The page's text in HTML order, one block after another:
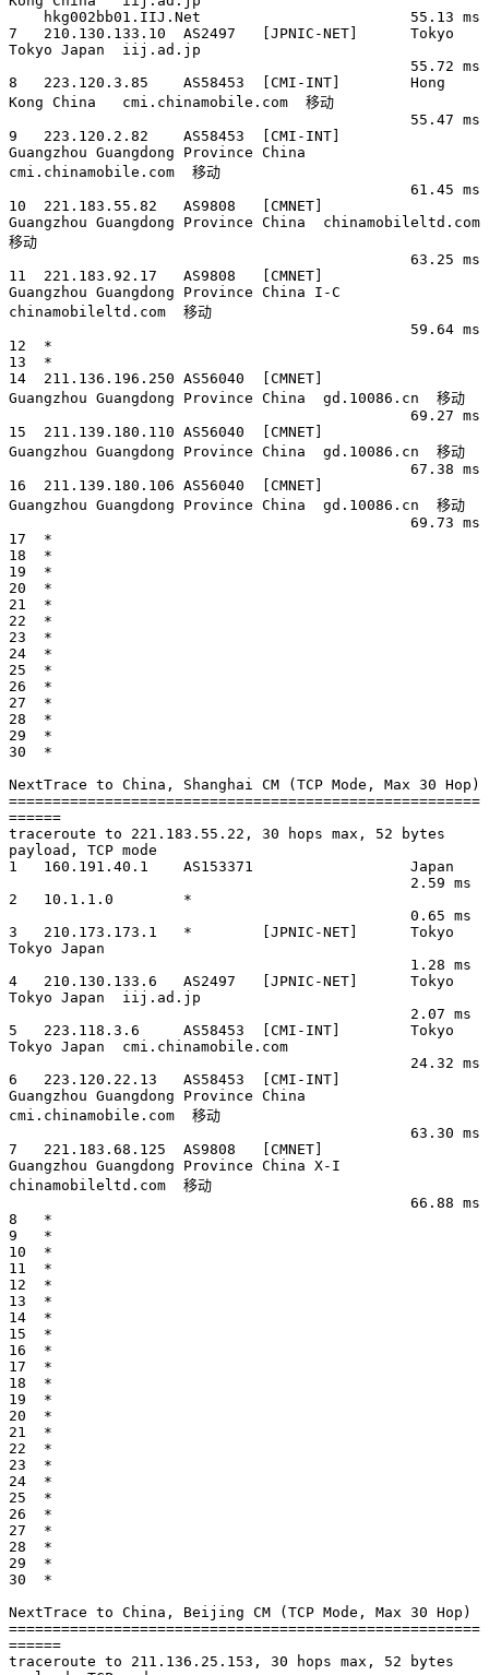
7   210.130.133.10  AS2497   [JPNIC-NET]      Tokyo
Tokyo Japan  iij.ad.jp
8   223.120.3.85    AS58453  [CMI-INT]        Hong
Kong China   cmi.chinamobile.com  移动
9   223.120.2.82    AS58453  [CMI-INT]
Guangzhou Guangdong Province China
cmi.chinamobile.com  移动
10  221.183.55.82   AS9808   [CMNET]
Guangzhou Guangdong Province China  chinamobileltd.com
移动
11  221.183.92.17   AS9808   [CMNET]
Guangzhou Guangdong Province China I-C
chinamobileltd.com  移动
12  *
13  *
14  211.136.196.250 AS56040  [CMNET]
Guangzhou Guangdong Province China  gd.10086.cn  移动
15  211.139.180.110 AS56040  [CMNET]
Guangzhou Guangdong Province China  gd.10086.cn  移动
16  211.139.180.106 AS56040  [CMNET]
Guangzhou Guangdong Province China  gd.10086.cn  移动
17  *
18  *
19  *
20  *
21  *
22  *
23  *
24  *
25  *
26  *
27  *
28  *
29  *
30  *
NextTrace to China, Shanghai CM (TCP Mode, Max 30 Hop)
======================================================
======
traceroute to 221.183.55.22, 30 hops max, 52 bytes
payload, TCP mode
1   160.191.40.1    AS153371                  Japan
2   10.1.1.0        *
3   210.173.173.1   *        [JPNIC-NET]      Tokyo
Tokyo Japan
4   210.130.133.6   AS2497   [JPNIC-NET]      Tokyo
Tokyo Japan  iij.ad.jp
5   223.118.3.6     AS58453  [CMI-INT]        Tokyo
Tokyo Japan  cmi.chinamobile.com
6   223.120.22.13   AS58453  [CMI-INT]
Guangzhou Guangdong Province China
cmi.chinamobile.com  移动
7   221.183.68.125  AS9808   [CMNET]
Guangzhou Guangdong Province China X-I
chinamobileltd.com  移动
8   *
9   *
10  *
11  *
12  *
13  *
14  *
15  *
16  *
17  *
18  *
19  *
20  *
21  *
22  *
23  *
24  *
25  *
26  *
27  *
28  *
29  *
30  *
NextTrace to China, Beijing CM (TCP Mode, Max 30 Hop)
======================================================
======
traceroute to 211.136.25.153, 30 hops max, 52 bytes